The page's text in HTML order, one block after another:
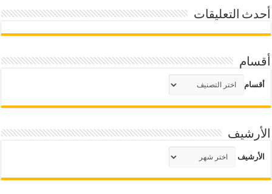
أحدث التعليقات
أقسام
أقسام
الأرشيف
الأرشيف